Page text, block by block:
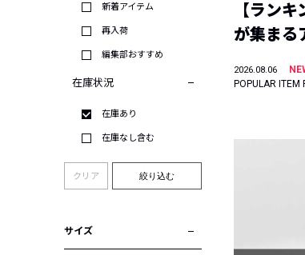
新着アイテム
再入荷
編集部おすすめ
在庫状況
在庫あり
在庫なし含む
クリア 絞り込む
サイズ
【ラン
が集まる
2026.08.06
POPULAR